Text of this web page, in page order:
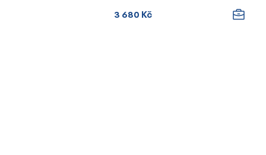
3 680 Kč